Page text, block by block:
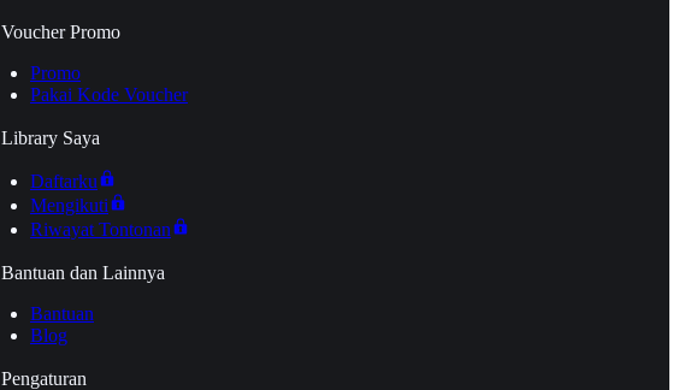
Voucher Promo
Promo
Pakai Kode Voucher
Library Saya
Daftarku
Mengikuti
Riwayat Tontonan
Bantuan dan Lainnya
Bantuan
Blog
Pengaturan